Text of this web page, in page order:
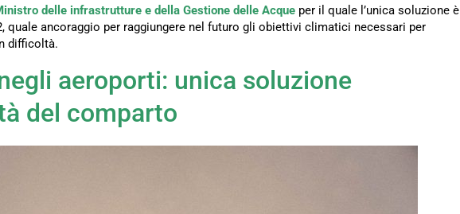
delle infrastrutture e della Gestione delle Acque per il quale l’unica soluzione è
quale ancoraggio per raggiungere nel futuro gli obiettivi climatici necessari per
difficoltà.
aeroporti: unica soluzione
del comparto